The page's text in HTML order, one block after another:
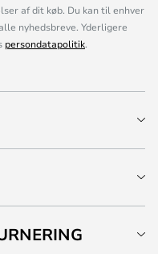
af dit køb. Du kan til enhver
nyhedsbreve. Yderligere
persondatapolitik.